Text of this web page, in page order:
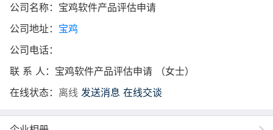
公司名称：宝鸡软件产品评估申请
公司地址： 宝鸡
公司电话：
联 系 人：宝鸡软件产品评估申请 （女士）
在线状态： 离线 发送消息 在线交谈